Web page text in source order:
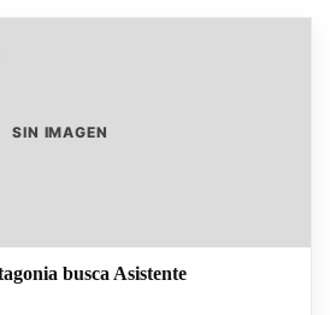
SIN IMAGEN
busca Asistente